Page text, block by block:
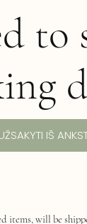
to
IŠ
items, will be